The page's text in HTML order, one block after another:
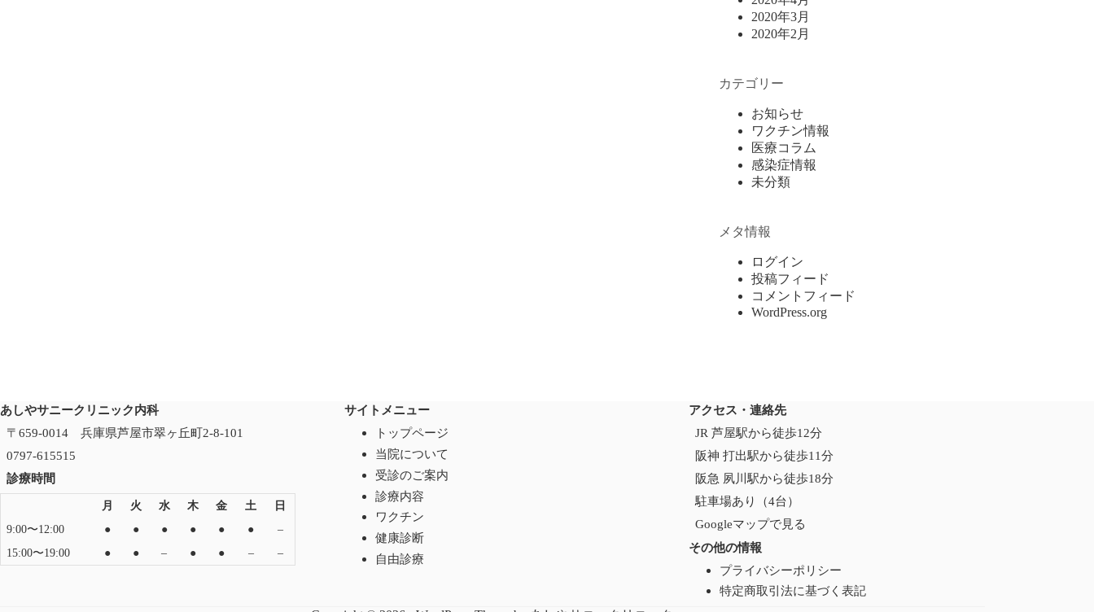
2020年3月
2020年2月
カテゴリー
お知らせ
ワクチン情報
医療コラム
感染症情報
未分類
メタ情報
ログイン
投稿フィード
コメントフィード
WordPress.org
あしやサニークリニック内科
〒659-0014 兵庫県芦屋市翠ヶ丘町2-8-101
0797-615515
診療時間
月 火 水 木 金 土
日
9:00〜12:00
● ● ● ● ● ●
–
15:00〜19:00
● ● – ● ● – –
サイトメニュー
トップページ
当院について
受診のご案内
診療内容
ワクチン
健康診断
自由診療
アクセス・連絡先
JR 芦屋駅から徒歩12分
阪神 打出駅から徒歩11分
阪急 夙川駅から徒歩18分
駐車場あり（4台）
Googleマップで見る
その他の情報
プライバシーポリシー
特定商取引法に基づく表記